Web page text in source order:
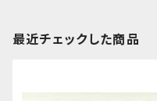
最近チェックした商品